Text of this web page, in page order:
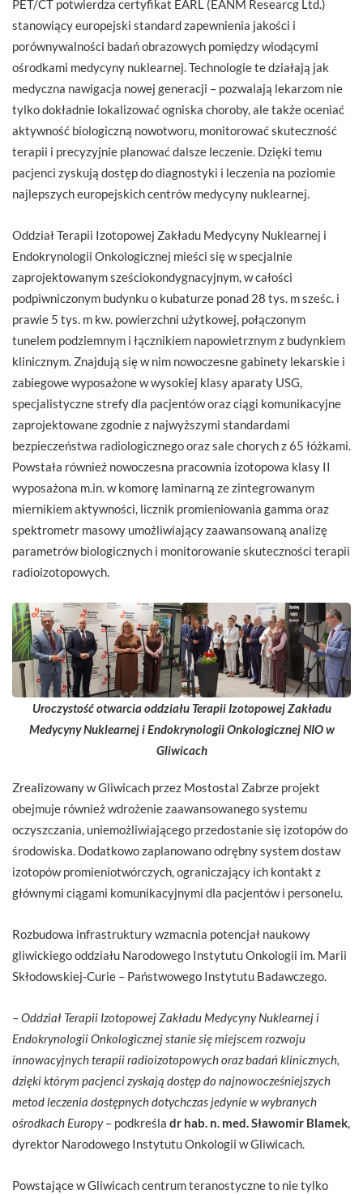
PET/CT potwierdza certyfikat EARL (EANM Researcg Ltd.)
stanowiący europejski standard zapewnienia jakości i
porównywalności badań obrazowych pomiędzy wiodącymi
ośrodkami medycyny nuklearnej. Technologie te działają jak
medyczna nawigacja nowej generacji – pozwalają lekarzom nie
tylko dokładnie lokalizować ogniska choroby, ale także oceniać
aktywność biologiczną nowotworu, monitorować skuteczność
terapii i precyzyjnie planować dalsze leczenie. Dzięki temu
pacjenci zyskują dostęp do diagnostyki i leczenia na poziomie
najlepszych europejskich centrów medycyny nuklearnej.
Oddział Terapii Izotopowej Zakładu Medycyny Nuklearnej i
Endokrynologii Onkologicznej mieści się w specjalnie
zaprojektowanym sześciokondygnacyjnym, w całości
podpiwniczonym budynku o kubaturze ponad 28 tys. m sześc. i
prawie 5 tys. m kw. powierzchni użytkowej, połączonym
tunelem podziemnym i łącznikiem napowietrznym z budynkiem
klinicznym. Znajdują się w nim nowoczesne gabinety lekarskie i
zabiegowe wyposażone w wysokiej klasy aparaty USG,
specjalistyczne strefy dla pacjentów oraz ciągi komunikacyjne
zaprojektowane zgodnie z najwyższymi standardami
bezpieczeństwa radiologicznego oraz sale chorych z 65 łóżkami.
Powstała również nowoczesna pracownia izotopowa klasy II
wyposażona m.in. w komorę laminarną ze zintegrowanym
miernikiem aktywności, licznik promieniowania gamma oraz
spektrometr masowy umożliwiający zaawansowaną analizę
parametrów biologicznych i monitorowanie skuteczności terapii
radioizotopowych.
Uroczystość otwarcia oddziału Terapii Izotopowej Zakładu
Medycyny Nuklearnej i Endokrynologii Onkologicznej NIO w
Gliwicach
Zrealizowany w Gliwicach przez Mostostal Zabrze projekt
obejmuje również wdrożenie zaawansowanego systemu
oczyszczania, uniemożliwiającego przedostanie się izotopów do
środowiska. Dodatkowo zaplanowano odrębny system dostaw
izotopów promieniotwórczych, ograniczający ich kontakt z
głównymi ciągami komunikacyjnymi dla pacjentów i personelu.
Rozbudowa infrastruktury wzmacnia potencjał naukowy
gliwickiego oddziału Narodowego Instytutu Onkologii im. Marii
Skłodowskiej-Curie – Państwowego Instytutu Badawczego.
–Oddział Terapii Izotopowej Zakładu Medycyny Nuklearnej i
Endokrynologii Onkologicznej stanie się miejscem rozwoju
innowacyjnych terapii radioizotopowych oraz badań klinicznych,
dzięki którym pacjenci zyskają dostęp do najnowocześniejszych
metod leczenia dostępnych dotychczas jedynie w wybranych
ośrodkach Europy– podkreśla dr hab. n. med. Sławomir Blamek,
dyrektor Narodowego Instytutu Onkologii w Gliwicach.
Powstające w Gliwicach centrum teranostyczne to nie tylko